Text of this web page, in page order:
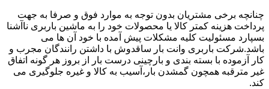
چنانچه برخی مشتریان بدون توجه به موارد فوق و صرفا به جهت
پرداخت هزینه کمتر کالا یا محصولات خود را به ماشین باربری ناآشنا
بسپارد مسئولیت کلیه مشکلات پیش آمده با خود آن ها می
باشد.شرکت باربری وانت بار ساقدوش با داشتن رانندگان مجرب و
کار آزموده با بسته بندی و بارچینی درست بار از بروز هر گونه اتفاق
غیر مترقبه همچون گمشدن بار،آسیب به کالا و غیره جلوگیری می
کند.